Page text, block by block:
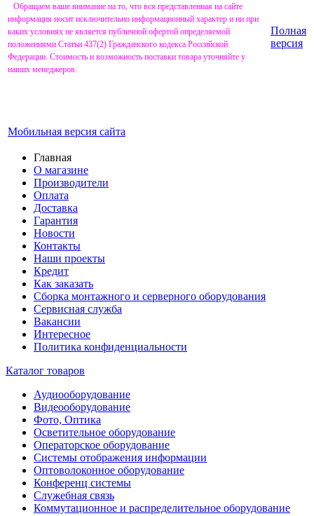
Обращаем ваше внимание на то, что вся представленная на сайте
информация носит исключительно информационный характер и ни при
каких условиях не является публичной офертой определяемой
положениями Статьи 437(2) Гражданского кодекса Российской
Федерации. Стоимость и возможность поставки товара уточняйте у
наших менеджеров.
Мобильная версия сайта
Полная
версия
Главная
О магазине
Производители
Оплата
Доставка
Гарантия
Новости
Контакты
Наши проекты
Кредит
Как заказать
Сборка монтажного и серверного оборудования
Сервисная служба
Вакансии
Интересное
Политика конфиденциальности
Каталог товаров
Аудиооборудование
Видеооборудование
Фото, Оптика
Осветительное оборудование
Операторское оборудование
Системы отображения информации
Оптоволоконное оборудование
Конференц системы
Служебная связь
Коммутационное и распределительное оборудование